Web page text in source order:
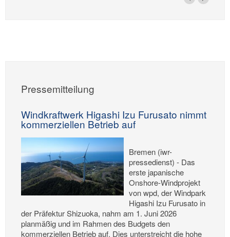
Pressemitteilung
Windkraftwerk Higashi Izu Furusato nimmt
kommerziellen Betrieb auf
Bremen (iwr-
pressedienst) - Das
erste japanische
Onshore-Windprojekt
von wpd, der Windpark
Higashi Izu Furusato in
der Präfektur Shizuoka, nahm am 1. Juni 2026
planmäßig und im Rahmen des Budgets den
kommerziellen Betrieb auf. Dies unterstreicht die hohe